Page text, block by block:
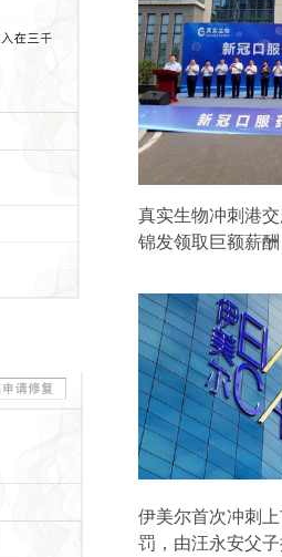
真实生物冲刺港
锦发领取巨额薪酬
伊美尔首次冲刺
罚，由汪永安父